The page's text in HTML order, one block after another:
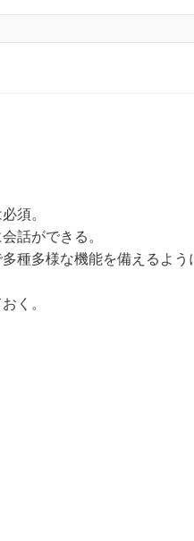
須。
話ができる。
種多様な機能を備えるよう
く。